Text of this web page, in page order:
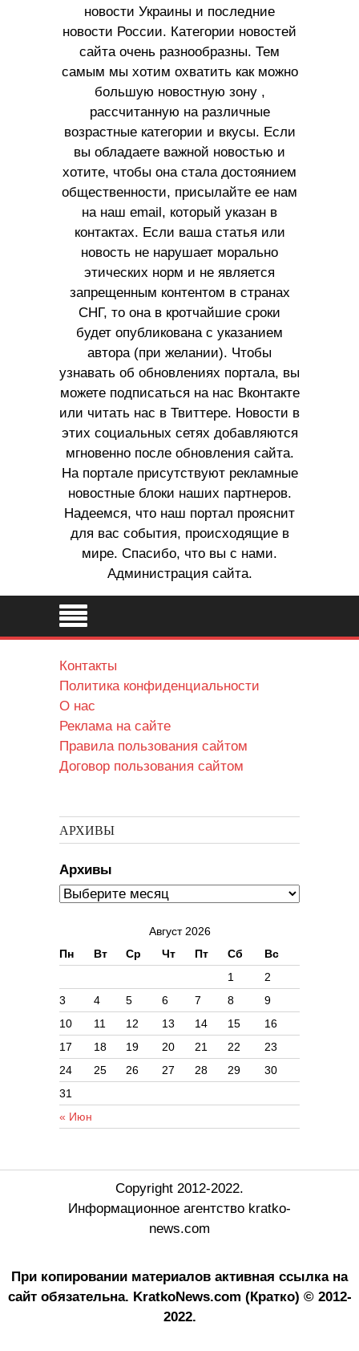
новости Украины и последние
новости России. Категории новостей
сайта очень разнообразны. Тем
самым мы хотим охватить как можно
большую новостную зону ,
рассчитанную на различные
возрастные категории и вкусы. Если
вы обладаете важной новостью и
хотите, чтобы она стала достоянием
общественности, присылайте ее нам
на наш email, который указан в
контактах. Если ваша статья или
новость не нарушает морально
этических норм и не является
запрещенным контентом в странах
СНГ, то она в кротчайшие сроки
будет опубликована с указанием
автора (при желании). Чтобы
узнавать об обновлениях портала, вы
можете подписаться на нас Вконтакте
или читать нас в Твиттере. Новости в
этих социальных сетях добавляются
мгновенно после обновления сайта.
На портале присутствуют рекламные
новостные блоки наших партнеров.
Надеемся, что наш портал прояснит
для вас события, происходящие в
мире. Спасибо, что вы с нами.
Администрация сайта.
Контакты
Политика конфиденциальности
О нас
Реклама на сайте
Правила пользования сайтом
Договор пользования сайтом
АРХИВЫ
Архивы
Август 2026
Пн
Вт Ср Чт Пт Сб Вс
« Июн
1
2
3
4 5 6 7 8
9
10
11 12 13 14 15
16
17
18 19 20 21 22
23
24
25 26 27 28 29
30
31
Copyright 2012-2022.
Информационное агентство kratko-
news.com
При копировании материалов активная ссылка на
сайт обязательна. KratkoNews.com (Кратко) © 2012-
2022.